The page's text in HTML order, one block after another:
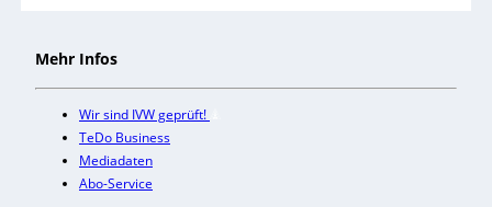
Mehr Infos
Wir sind IVW geprüft!
TeDo Business
Mediadaten
Abo-Service